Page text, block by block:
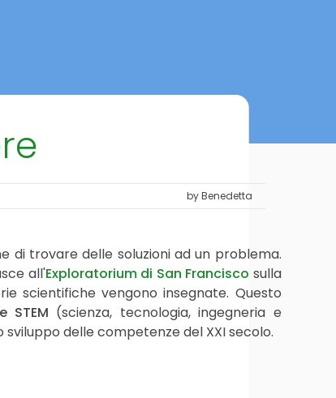
by Benedetta
di trovare delle soluzioni ad un problema.
all'Exploratorium di San Francisco sulla
scientifiche vengono insegnate. Questo
(scienza, tecnologia, ingegneria e
delle competenze del XXI secolo.